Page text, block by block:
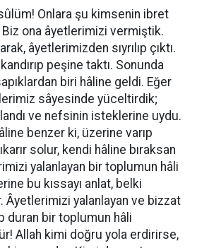
Onlara şu kimsenin ibret
ona âyetlerimizi vermiştik.
âyetlerimizden sıyrılıp çıktı.
peşine taktı. Sonunda
biri hâline geldi. Eğer
sâyesinde yüceltirdik;
ve nefsinin isteklerine uydu.
benzer ki, üzerine varıp
solur, kendi hâline bıraksan
yalanlayan bir toplumun hâli
bu kıssayı anlat, belki
Âyetlerimizi yalanlayan ve bizzat
duran bir toplumun hâli
Allah kimi doğru yola erdirirse,